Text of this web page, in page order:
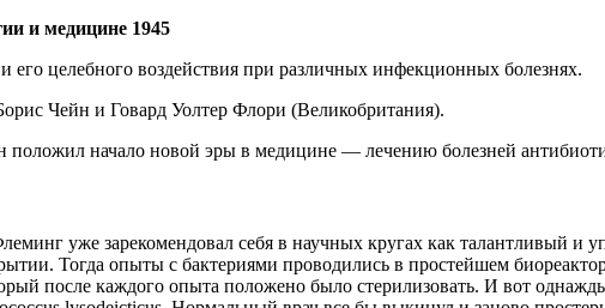
и медицине 1945
его целебного воздействия при различных инфекционных болезнях.
Чейн и Говард Уолтер Флори (Великобритания).
положил начало новой эры в медицине — лечению болезней
уже зарекомендовал себя в научных кругах как талантливый
Тогда опыты с бактериями проводились в простейшем
после каждого опыта положено было стерилизовать. И вот